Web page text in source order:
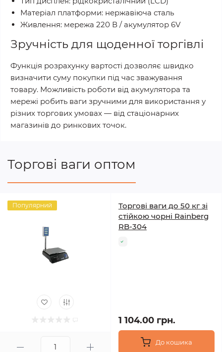
Матеріал платформи: нержавіюча сталь
Живлення: мережа 220 В / акумулятор 6V
Зручність для щоденної торгівлі
Функція розрахунку вартості дозволяє швидко
визначити суму покупки під час зважування
товару. Можливість роботи від акумулятора та
мережі робить ваги зручними для використання у
різних торгових умовах — від стаціонарних
магазинів до ринкових точок.
Торгові ваги оптом
Популярний
Торгові ваги до 50 кг зі
стійкою чорні Rainberg
RB-304
1 104.00 грн.
До кошика